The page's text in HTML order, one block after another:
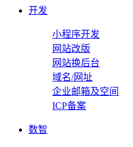
开发
小程序开发
网站改版
网站换后台
域名/网址
企业邮箱及空间
ICP备案
数智